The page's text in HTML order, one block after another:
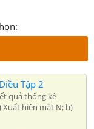
Tập 2
quả thống kê
Xuất hiện mặt N; b)